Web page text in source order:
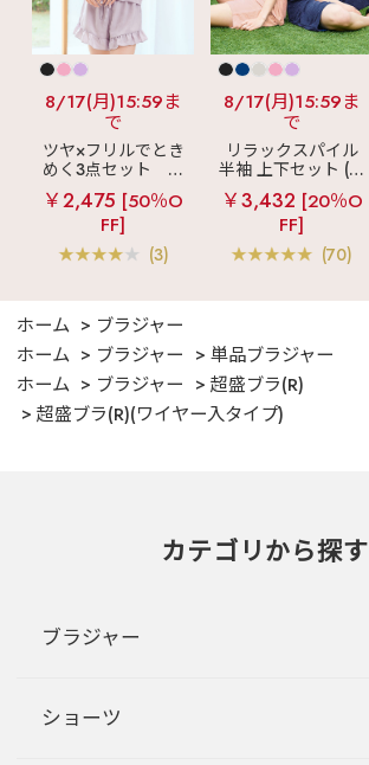
8/17(月)15:59ま
で
ツヤ×フリルでとき
めく3点セット
シ
ルキー ショートパ
ンツ 3点セット
￥2,475 [50％O
FF]
(3)
8/17(月)15:59ま
で
リラックスパイル
半袖 上下セット (男
女兼用サイズ)
￥3,432 [20％O
FF]
(70)
ホーム
ブラジャー
ホーム
ブラジャー
単品ブラジャー
ホーム
ブラジャー
超盛ブラ(R)
超盛ブラ(R)(ワイヤー入タイプ)
カテゴリから探す
ブラジャー
ショーツ